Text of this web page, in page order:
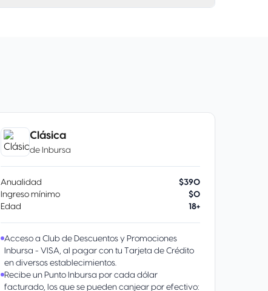
Clásica
de Inbursa
Anualidad
$390
Ingreso mínimo
$0
Edad
18+
Acceso a Club de Descuentos y Promociones
Inbursa - VISA, al pagar con tu Tarjeta de Crédito
en diversos establecimientos.
Recibe un Punto Inbursa por cada dólar
facturado, los que se pueden canjear por efectivo: